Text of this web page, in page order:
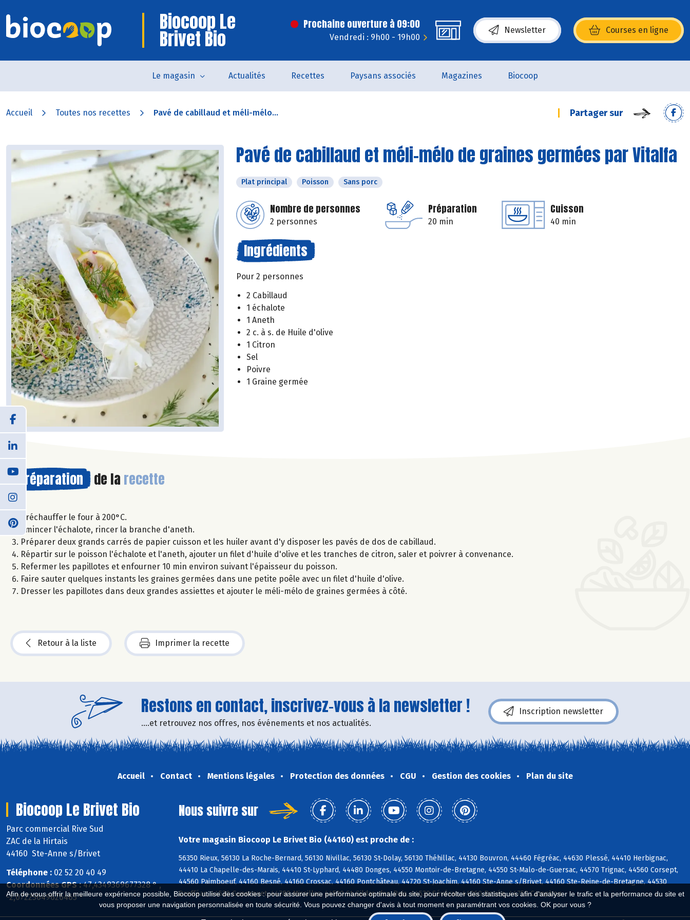
Afin de vous offrir la meilleure expérience possible, Biocoop utilise des cookies : pour assurer une performance optimale du site, pour récolter des statistiques afin d'analyser le trafic et la performance du site et
vous proposer une navigation personnalisée en toute sécurité. Vous pouvez changer d'avis à tout moment en paramétrant vos cookies. OK pour vous ?
Biocoop Le
Brivet Bio
Prochaine ouverture à 09:00
Vendredi : 9h00 - 19h00
Newsletter Courses en ligne
(s’ouvre dans une nouvelle fenêtre)
Le magasin Actualités Recettes Paysans associés Magazines Biocoop
Accueil Toutes nos recettes Pavé de cabillaud et méli-mélo... Partager sur
Pavé de cabillaud et méli-mélo de graines germées par Vitalfa
Plat principal Poisson Sans porc
Nombre de personnes
2 personnes
Préparation
20 min
Cuisson
40 min
Ingrédients
Pour 2 personnes
2 Cabillaud
1 échalote
1 Aneth
2 c. à s. de Huile d'olive
1 Citron
Sel
Poivre
1 Graine germée
Préparation de la recette
Préchauffer le four à 200°C.
Émincer l'échalote, rincer la branche d'aneth.
Préparer deux grands carrés de papier cuisson et les huiler avant d'y disposer les pavés de dos de cabillaud.
Répartir sur le poisson l'échalote et l'aneth, ajouter un filet d'huile d'olive et les tranches de citron, saler et poivrer à convenance.
Refermer les papillotes et enfourner 10 min environ suivant l'épaisseur du poisson.
Faire sauter quelques instants les graines germées dans une petite poêle avec un filet d'huile d'olive.
Dresser les papillotes dans deux grandes assiettes et ajouter le méli-mélo de graines germées à côté.
Retour à la liste Imprimer la recette
Restons en contact, inscrivez-vous à la newsletter !
....et retrouvez nos offres, nos événements et nos actualités.
Inscription newsletter
Accueil Contact Mentions légales Protection des données CGU Gestion des cookies Plan du site
Biocoop Le Brivet Bio
Parc commercial Rive Sud
ZAC de la Hirtais
44160 Ste-Anne s/Brivet
Téléphone : 02 52 20 40 49
Coordonnées GPS :47,4349369677328 ° ,
-2,07225649626465 °
Nous suivre sur
Votre magasin Biocoop Le Brivet Bio (44160) est proche de :
56350 Rieux, 56130 La Roche-Bernard, 56130 Nivillac, 56130 St-Dolay, 56130 Théhillac, 44130 Bouvron, 44460 Fégréac, 44630 Plessé, 44410 Herbignac,
44410 La Chapelle-des-Marais, 44410 St-Lyphard, 44480 Donges, 44550 Montoir-de-Bretagne, 44550 St-Malo-de-Guersac, 44570 Trignac, 44560 Corsept,
44560 Paimboeuf, 44160 Besné, 44160 Crossac, 44160 Pontchâteau, 44720 St-Joachim, 44160 Ste-Anne s/Brivet, 44160 Ste-Reine-de-Bretagne, 44530
Drefféac, 44530 Guenrouet, 44780 Missillac, 44530 St-Gildas-des-Bois, 44530 Sévérac, 44260 Bouée, 44750 Campbon